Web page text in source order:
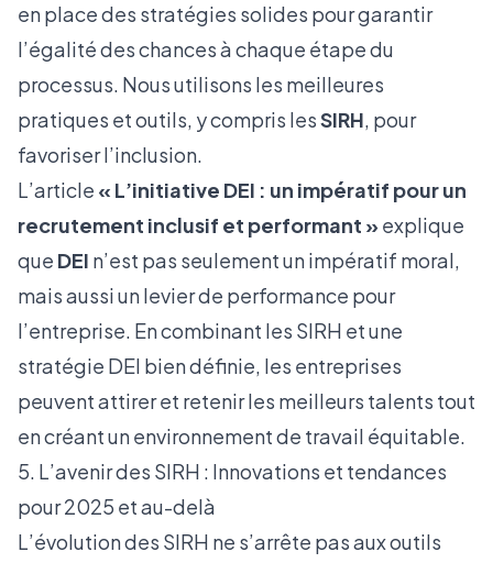
en place des stratégies solides pour garantir
l’égalité des chances à chaque étape du
processus. Nous utilisons les meilleures
pratiques et outils, y compris lesSIRH, pour
favoriser l’inclusion.
L’article « L’initiative DEI : un impératif pour un
recrutement inclusif et performant »explique
que DEI n’est pas seulement un impératif moral,
mais aussi un levier de performance pour
l’entreprise. En combinant les SIRH et une
stratégie DEI bien définie, les entreprises
peuvent attirer et retenir les meilleurs talents tout
en créant un environnement de travail équitable.
5. L’avenir des SIRH : Innovations et tendances
pour 2025 et au-delà
L’évolution des SIRH ne s’arrête pas aux outils